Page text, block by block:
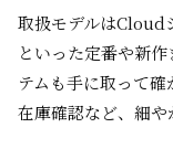
取扱モデルはCloud
といった定番や新
テムも手に取って
在庫確認など、細や